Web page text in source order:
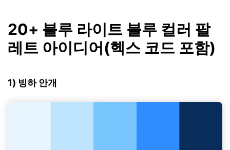
20+ 블루 라이트 블루 컬러 팔
레트 아이디어(헥스 코드 포함)
1) 빙하 안개